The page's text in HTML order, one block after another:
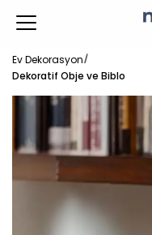
Ev Dekorasyon
Dekoratif Obje ve Biblo